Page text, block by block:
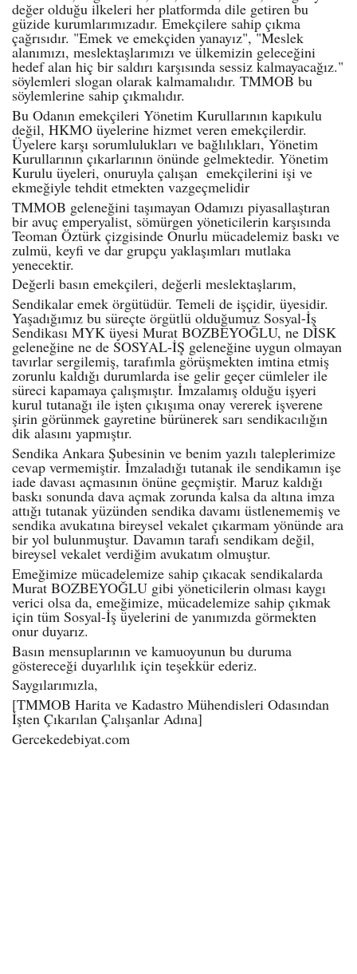
değer olduğu ilkeleri her platformda dile getiren bu
güzide kurumlarımızadır. Emekçilere sahip çıkma
çağrısıdır. "Emek ve emekçiden yanayız", "Meslek
alanımızı, meslektaşlarımızı ve ülkemizin geleceğini
hedef alan hiç bir saldırı karşısında sessiz kalmayacağız."
söylemleri slogan olarak kalmamalıdır. TMMOB bu
söylemlerine sahip çıkmalıdır.
Bu Odanın emekçileri Yönetim Kurullarının kapıkulu
değil, HKMO üyelerine hizmet veren emekçilerdir.
Üyelere karşı sorumlulukları ve bağlılıkları, Yönetim
Kurullarının çıkarlarının önünde gelmektedir. Yönetim
Kurulu üyeleri, onuruyla çalışan emekçilerini işi ve
ekmeğiyle tehdit etmekten vazgeçmelidir
TMMOB geleneğini taşımayan Odamızı piyasallaştıran
bir avuç emperyalist, sömürgen yöneticilerin karşısında
Teoman Öztürk çizgisinde Onurlu mücadelemiz baskı ve
zulmü, keyfi ve dar grupçu yaklaşımları mutlaka
yenecektir.
Değerli basın emekçileri, değerli meslektaşlarım,
Sendikalar emek örgütüdür. Temeli de işçidir, üyesidir.
Yaşadığımız bu süreçte örgütlü olduğumuz Sosyal-İş
Sendikası MYK üyesi Murat BOZBEYOĞLU, ne DİSK
geleneğine ne de SOSYAL-İŞ geleneğine uygun olmayan
tavırlar sergilemiş, tarafımla görüşmekten imtina etmiş
zorunlu kaldığı durumlarda ise gelir geçer cümleler ile
süreci kapamaya çalışmıştır. İmzalamış olduğu işyeri
kurul tutanağı ile işten çıkışıma onay vererek işverene
şirin görünmek gayretine bürünerek sarı sendikacılığın
dik alasını yapmıştır.
Sendika Ankara Şubesinin ve benim yazılı taleplerimize
cevap vermemiştir. İmzaladığı tutanak ile sendikamın işe
iade davası açmasının önüne geçmiştir. Maruz kaldığı
baskı sonunda dava açmak zorunda kalsa da altına imza
attığı tutanak yüzünden sendika davamı üstlenememiş ve
sendika avukatına bireysel vekalet çıkarmam yönünde ara
bir yol bulunmuştur. Davamın tarafı sendikam değil,
bireysel vekalet verdiğim avukatım olmuştur.
Emeğimize mücadelemize sahip çıkacak sendikalarda
Murat BOZBEYOĞLU gibi yöneticilerin olması kaygı
verici olsa da, emeğimize, mücadelemize sahip çıkmak
için tüm Sosyal-İş üyelerini de yanımızda görmekten
onur duyarız.
Basın mensuplarının ve kamuoyunun bu duruma
göstereceği duyarlılık için teşekkür ederiz.
Saygılarımızla,
[TMMOB Harita ve Kadastro Mühendisleri Odasından
İşten Çıkarılan Çalışanlar Adına]
Gercekedebiyat.com